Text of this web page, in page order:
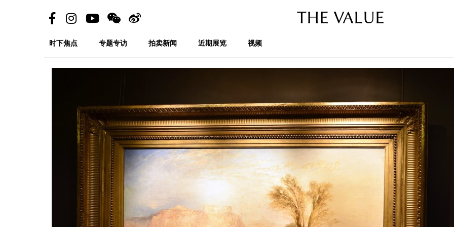
THE VALUE
时下焦点 专题专访 拍卖新闻 近期展览 视频